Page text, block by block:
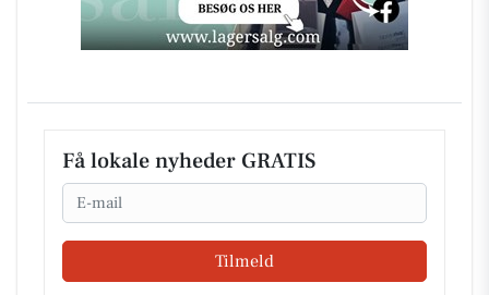
Få lokale nyheder GRATIS
Email
Tilmeld